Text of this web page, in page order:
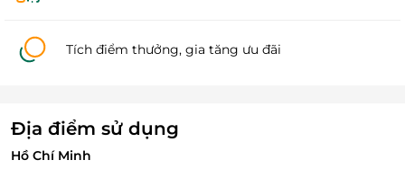
Tích điểm thưởng, gia tăng ưu đãi
Địa điểm sử dụng
Hồ Chí Minh